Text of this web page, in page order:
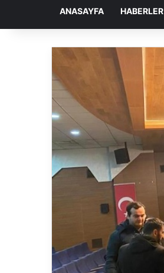
ANASAYFA HABERLER